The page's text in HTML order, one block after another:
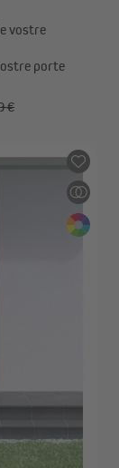
vostre
porte
€